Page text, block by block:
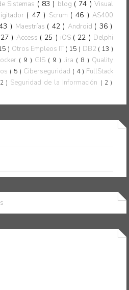
Sistemas ( 83 ) blog ( 74 )Visual
( 47 ) Scrum ( 46 ) AS400
) Maestrías ( 42 ) Android ( 36 )
) Access ( 25 ) iOS ( 22 ) Delphi
) Otros Empleos IT ( 15 ) DB2 ( 13 )
( 9 ) GIS ( 9 ) Jira ( 8 ) Quality
( 5 ) Ciberseguridad ( 4 ) FullStack
) Seguridad de la Información ( 2 )